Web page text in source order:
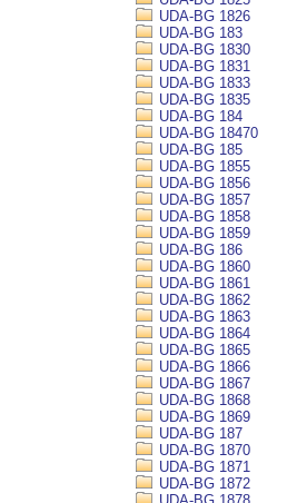
UDA-BG 1826
UDA-BG 183
UDA-BG 1830
UDA-BG 1831
UDA-BG 1833
UDA-BG 1835
UDA-BG 184
UDA-BG 18470
UDA-BG 185
UDA-BG 1855
UDA-BG 1856
UDA-BG 1857
UDA-BG 1858
UDA-BG 1859
UDA-BG 186
UDA-BG 1860
UDA-BG 1861
UDA-BG 1862
UDA-BG 1863
UDA-BG 1864
UDA-BG 1865
UDA-BG 1866
UDA-BG 1867
UDA-BG 1868
UDA-BG 1869
UDA-BG 187
UDA-BG 1870
UDA-BG 1871
UDA-BG 1872